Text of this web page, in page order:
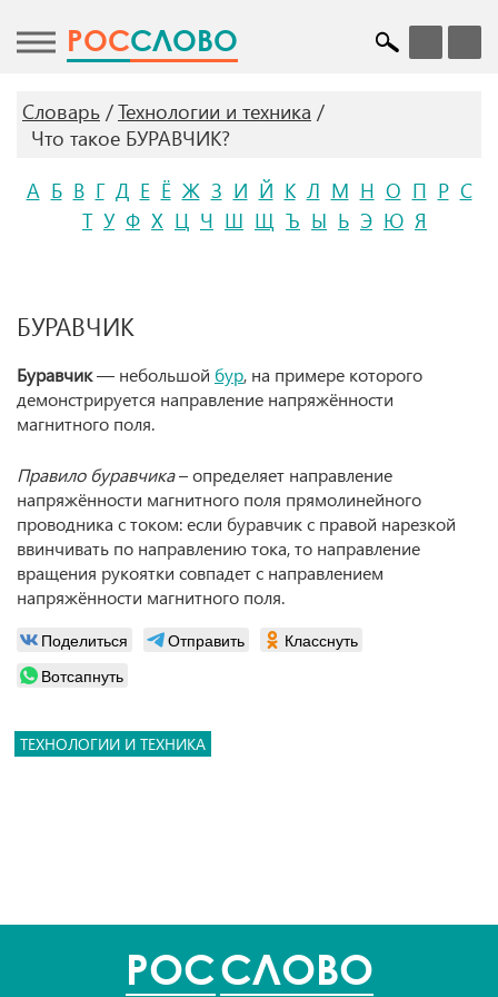
POCСЛОВО
Словарь
Технологии и техника
Что такое БУРАВЧИК?
А Б В Г Д Е Ё Ж З И Й К Л М Н О П Р С
Т У Ф Х Ц Ч Ш Щ Ъ Ы Ь Э Ю Я
БУРАВЧИК
Буравчик— небольшой бур, на примере которого
демонстрируется направление напряжённости
магнитного поля.
Правило буравчика– определяет направление
напряжённости магнитного поля прямолинейного
проводника с током: если буравчик с правой нарезкой
ввинчивать по направлению тока, то направление
вращения рукоятки совпадет с направлением
напряжённости магнитного поля.
Поделиться Отправить
Класснуть
Вотсапнуть
ТЕХНОЛОГИИ И ТЕХНИКА
POCСЛОВО